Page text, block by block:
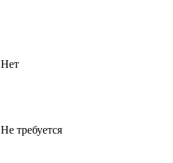
Нет
Не требуется